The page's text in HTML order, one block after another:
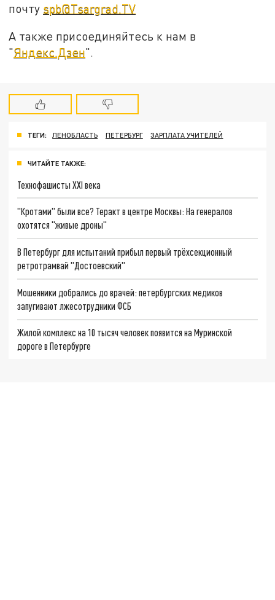
почту spb@Tsargrad.TV
А также присоединяйтесь к нам в
"Яндекс.Дзен".
ТЕГИ: ЛЕНОБЛАСТЬ ПЕТЕРБУРГ ЗАРПЛАТА УЧИТЕЛЕЙ
ЧИТАЙТЕ ТАКЖЕ:
Технофашисты XXI века
"Кротами" были все? Теракт в центре Москвы: На генералов
охотятся "живые дроны"
В Петербург для испытаний прибыл первый трёхсекционный
ретротрамвай "Достоевский"
Мошенники добрались до врачей: петербургских медиков
запугивают лжесотрудники ФСБ
Жилой комплекс на 10 тысяч человек появится на Муринской
дороге в Петербурге